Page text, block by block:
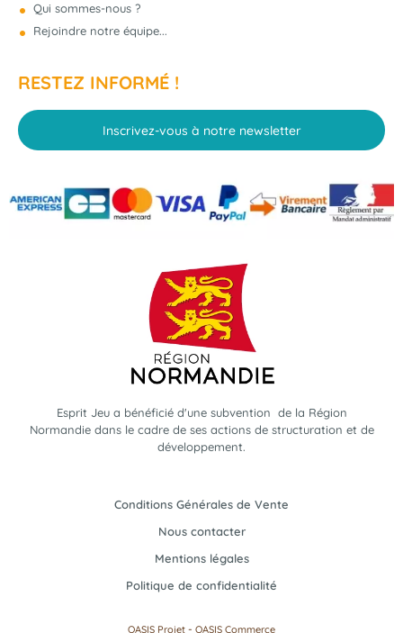
Qui sommes-nous ?
Rejoindre notre équipe...
RESTEZ INFORMÉ !
Inscrivez-vous à notre newsletter
Esprit Jeu a bénéficié d'une subvention de la Région
Normandie dans le cadre de ses actions de structuration et de
développement.
Conditions Générales de Vente
Nous contacter
Mentions légales
Politique de confidentialité
OASIS Projet - OASIS Commerce